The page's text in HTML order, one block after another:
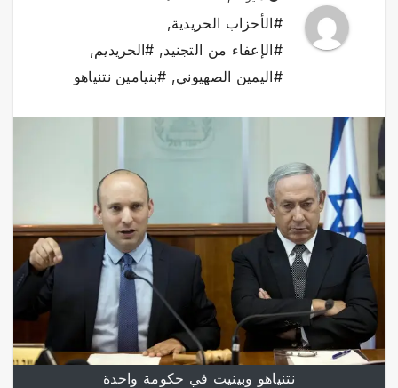
#الأحزاب الحريدية,
#الإعفاء من التجنيد, #الحريديم,
#اليمين الصهيوني, #بنيامين نتنياهو
نتنياهو وبينيت في حكومة واحدة